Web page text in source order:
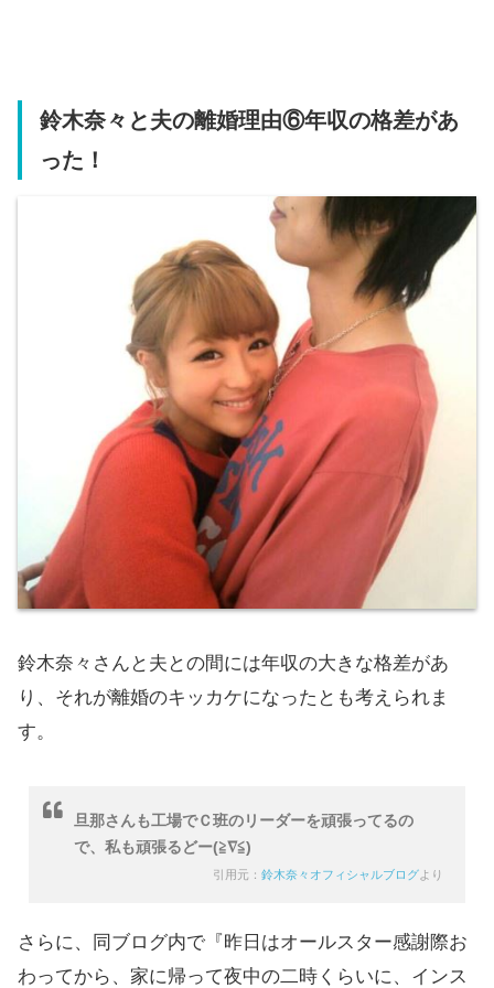
鈴木奈々と夫の離婚理由⑥年収の格差があ
った！
鈴木奈々さんと夫との間には年収の大きな格差があ
り、それが離婚のキッカケになったとも考えられま
す。
旦那さんも工場でＣ班のリーダーを頑張ってるの
で、私も頑張るどー(≧∇≦)
引用元： 鈴木奈々オフィシャルブログより
さらに、同ブログ内で『昨日はオールスター感謝際お
わってから、家に帰って夜中の二時くらいに、インス